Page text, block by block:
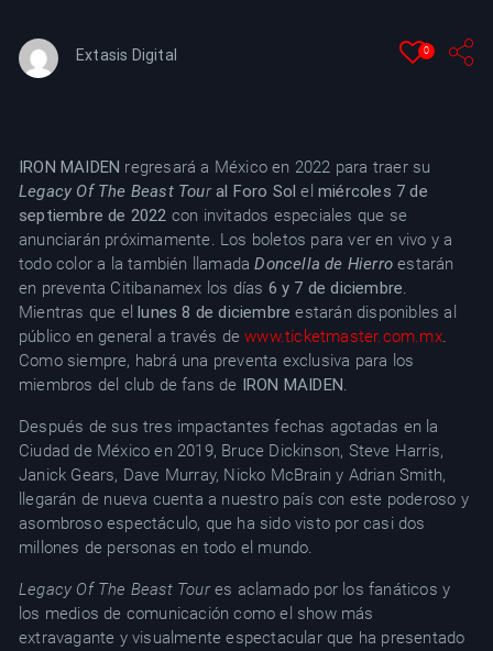
Extasis Digital 0
IRON MAIDEN regresará a México en 2022 para traer su
Legacy Of The Beast Tour al Foro Sol el miércoles 7 de
septiembre de 2022 con invitados especiales que se
anunciarán próximamente. Los boletos para ver en vivo y a
todo color a la también llamadaDoncella de Hierro estarán
en preventa Citibanamex los días 6 y 7 de diciembre.
Mientras que ellunes 8 de diciembre estarán disponibles al
público en general a través dewww.ticketmaster.com.mx.
Como siempre, habrá una preventa exclusiva para los
miembros del club de fans de IRON MAIDEN.
Después de sus tres impactantes fechas agotadas en la
Ciudad de México en 2019, Bruce Dickinson, Steve Harris,
Janick Gears, Dave Murray, Nicko McBrain y Adrian Smith,
llegarán de nueva cuenta a nuestro país con este poderoso y
asombroso espectáculo, que ha sido visto por casi dos
millones de personas en todo el mundo.
Legacy Of The Beast Toures aclamado por los fanáticos y
los medios de comunicación como el show más
extravagante y visualmente espectacular que ha presentado